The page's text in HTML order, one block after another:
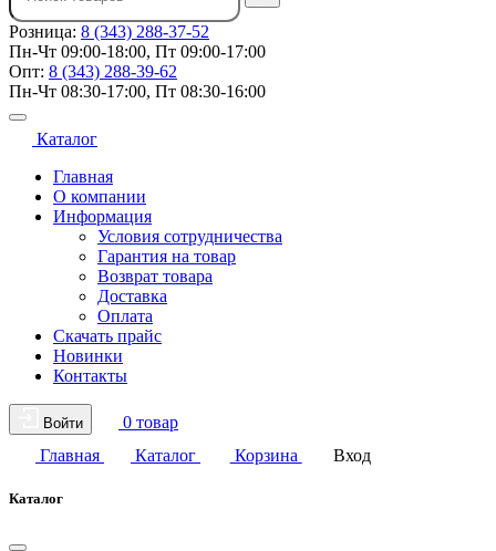
Розница: 8 (343) 288-37-52
Пн-Чт 09:00-18:00, Пт 09:00-17:00
Опт: 8 (343) 288-39-62
Пн-Чт 08:30-17:00, Пт 08:30-16:00
Каталог
Главная
О компании
Информация
Условия сотрудничества
Гарантия на товар
Возврат товара
Доставка
Оплата
Скачать прайс
Новинки
Контакты
Войти
0 товар
Главная
Каталог Корзина Вход
Каталог